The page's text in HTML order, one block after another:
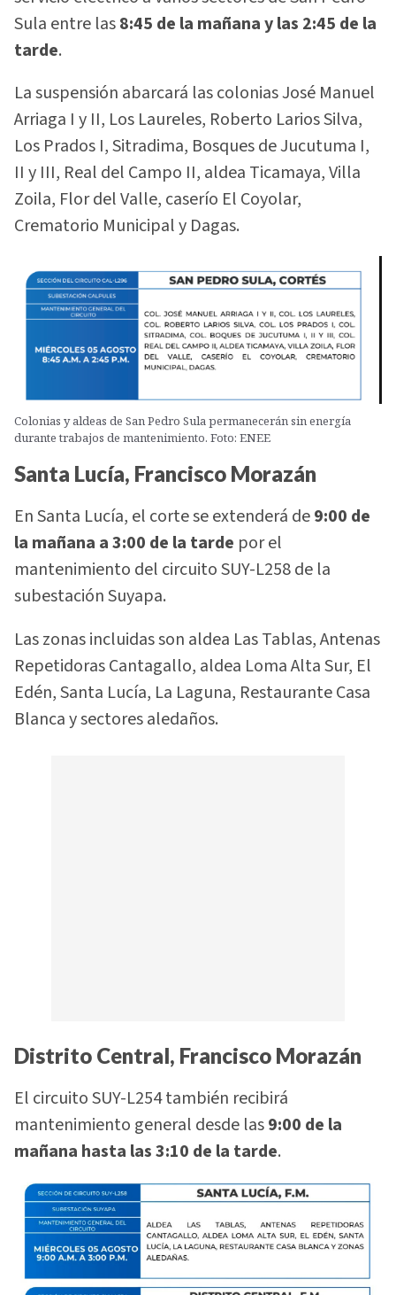
Sula entre las8:45 de la mañana y las 2:45 de la
tarde.
La suspensión abarcará las colonias José Manuel
Arriaga I y II, Los Laureles, Roberto Larios Silva,
Los Prados I, Sitradima, Bosques de Jucutuma I,
II y III, Real del Campo II, aldea Ticamaya, Villa
Zoila, Flor del Valle, caserío El Coyolar,
Crematorio Municipal y Dagas.
Colonias y aldeas de San Pedro Sula permanecerán sin energía
durante trabajos de mantenimiento. Foto: ENEE
Santa Lucía, Francisco Morazán
En Santa Lucía, el corte se extenderá de9:00 de
la mañana a 3:00 de la tarde por el
mantenimiento del circuito SUY-L258 de la
subestación Suyapa.
Las zonas incluidas son aldea Las Tablas, Antenas
Repetidoras Cantagallo, aldea Loma Alta Sur, El
Edén, Santa Lucía, La Laguna, Restaurante Casa
Blanca y sectores aledaños.
Distrito Central, Francisco Morazán
El circuito SUY-L254 también recibirá
mantenimiento general desde las9:00 de la
mañana hasta las 3:10 de la tarde.